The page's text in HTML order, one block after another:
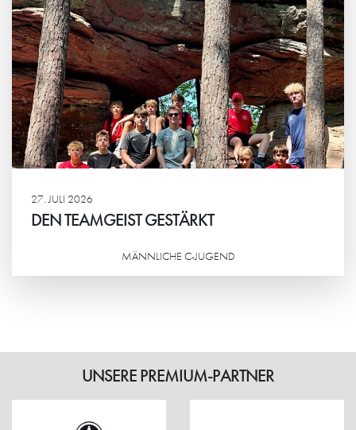
27. JULI 2026
DEN TEAMGEIST GESTÄRKT
MÄNNLICHE C-JUGEND
UNSERE PREMIUM-PARTNER